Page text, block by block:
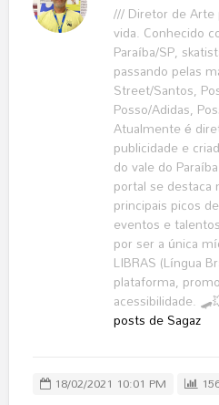
/// Diretor de
vida. Conhecido
Paraíba/SP,
passando pelas
Street/Santos,
Posso/Adidas,
Atualmente é
publicidade e
do vale do
portal se destaca
principais picos
eventos e
por ser a única
LIBRAS (Língua
plataforma,
acessibilidade.
posts de Sagaz
18/02/2021 10:01 PM